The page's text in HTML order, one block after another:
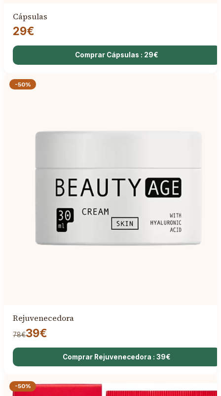
Cápsulas
29€
Comprar Cápsulas : 29€
-50%
Rejuvenecedora
78€39€
Comprar Rejuvenecedora : 39€
-50%